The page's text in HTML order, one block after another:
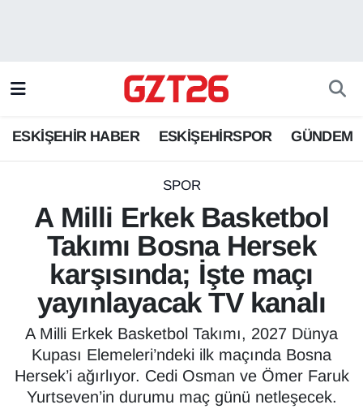
ESKİŞEHİR HABER ESKİŞEHİRSPOR GÜNDEM
SPOR
A Milli Erkek Basketbol
Takımı Bosna Hersek
karşısında; İşte maçı
yayınlayacak TV kanalı
A Milli Erkek Basketbol Takımı, 2027 Dünya
Kupası Elemeleri’ndeki ilk maçında Bosna
Hersek’i ağırlıyor. Cedi Osman ve Ömer Faruk
Yurtseven’in durumu maç günü netleşecek.
ESKİŞEHİRSPOR
GÜNDEM
Odunpazarı Trafik Yoğunluk Haritası
Süper Lig Puan Durumu ve Fikstür
Son Dakika Haberleri
Haber Arşivi